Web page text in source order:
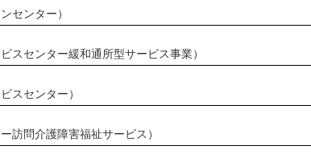
センター）
スセンター緩和通所型サービス事業）
スセンター）
訪問介護障害福祉サービス）